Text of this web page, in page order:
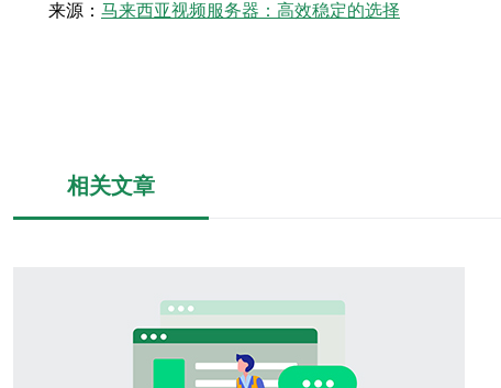
来源： 马来西亚视频服务器：高效稳定的选择
相关文章